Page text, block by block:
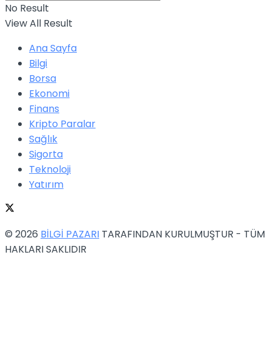
No Result
View All Result
Ana Sayfa
Bilgi
Borsa
Ekonomi
Finans
Kripto Paralar
Sağlık
Sigorta
Teknoloji
Yatırım
© 2026 BİLGİ PAZARI TARAFINDAN KURULMUŞTUR - TÜM
HAKLARI SAKLIDIR